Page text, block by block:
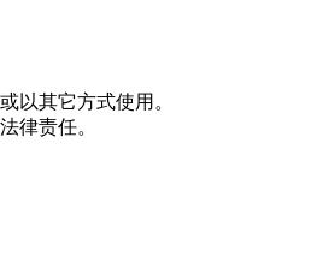
以其它方式使用。
律责任。